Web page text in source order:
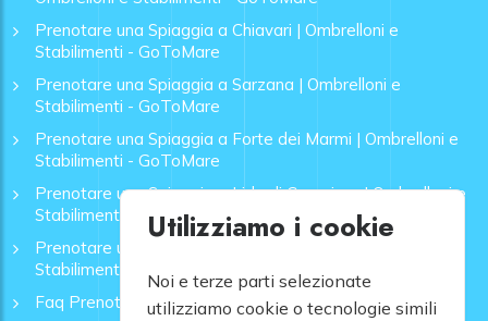
Prenotare una Spiaggia a Chiavari | Ombrelloni e
Stabilimenti - GoToMare
Prenotare una Spiaggia a Sarzana | Ombrelloni e
Stabilimenti - GoToMare
Prenotare una Spiaggia a Forte dei Marmi | Ombrelloni e
Stabilimenti - GoToMare
Prenotare una Spiaggia a Lido di Camaiore | Ombrelloni e
Stabilimenti - GoToMare
Prenotare una Spiaggia a Rapallo | Ombrelloni e
Stabilimenti - GoToMare
Faq Prenotazione Spiagge
Utilizziamo i cookie
Noi e terze parti selezionate
utilizziamo cookie o tecnologie simili